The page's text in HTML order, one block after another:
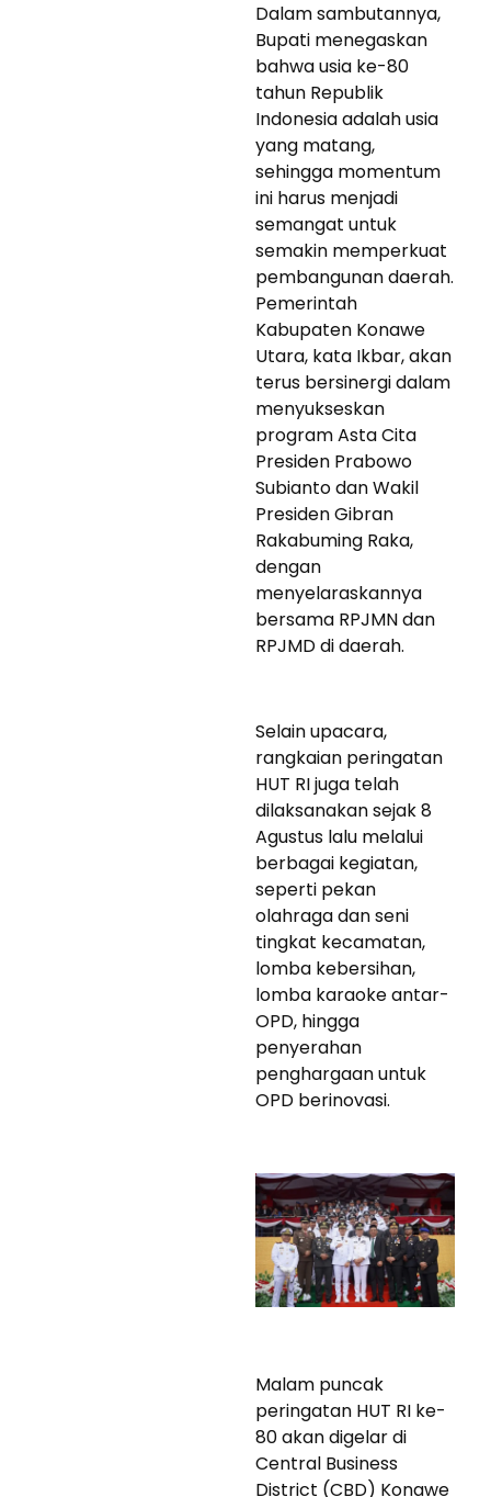
Dalam sambutannya,
Bupati menegaskan
bahwa usia ke-80
tahun Republik
Indonesia adalah usia
yang matang,
sehingga momentum
ini harus menjadi
semangat untuk
semakin memperkuat
pembangunan daerah.
Pemerintah
Kabupaten Konawe
Utara, kata Ikbar, akan
terus bersinergi dalam
menyukseskan
program Asta Cita
Presiden Prabowo
Subianto dan Wakil
Presiden Gibran
Rakabuming Raka,
dengan
menyelaraskannya
bersama RPJMN dan
RPJMD di daerah.
Selain upacara,
rangkaian peringatan
HUT RI juga telah
dilaksanakan sejak 8
Agustus lalu melalui
berbagai kegiatan,
seperti pekan
olahraga dan seni
tingkat kecamatan,
lomba kebersihan,
lomba karaoke antar-
OPD, hingga
penyerahan
penghargaan untuk
OPD berinovasi.
Malam puncak
peringatan HUT RI ke-
80 akan digelar di
Central Business
District (CBD) Konawe